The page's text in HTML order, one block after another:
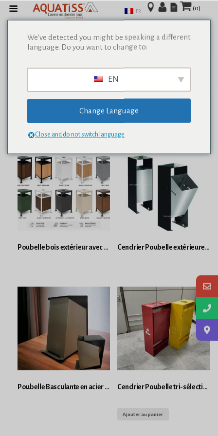
(0)
Poubelle bois extérieur avec cendrier bac 80L Roll’s Cendrier Poubelle extérieure avec système de basculement Roadstar
Poubelle Basculante en acier de tri sélectif 12L anthracite KUBE Cendrier Poubelle tri-sélective avec système de basculement
Ajouter au panier
FR
We've detected you might be speaking a different
language. Do you want to change to:
EN
Change Language
Close and do not switch language